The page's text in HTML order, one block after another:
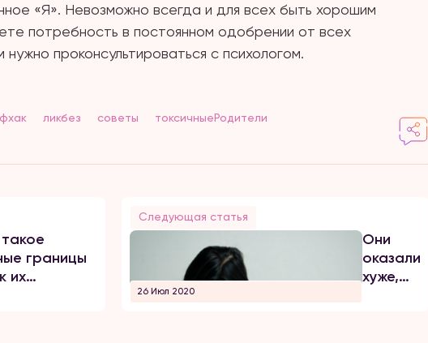
«Я». Невозможно всегда и для всех быть хорошим
потребность в постоянном одобрении от всех
проконсультироваться с психологом.
ликбез советы токсичныеРодители
границы
их
Следующая статья
26 Июл 2020
Они
оказались
хуже,